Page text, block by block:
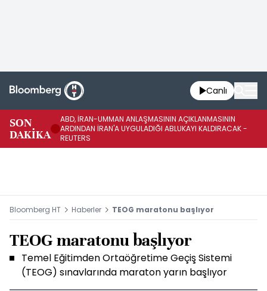
Canlı
SON
DAKİKA
ABD, İRAN-UMMAN ANLAŞMASININ AÇIKLANMASININ
ARDINDAN İRAN'A UYGULADIĞI ABLUKAYI KALDIRACAK -
REUTERS
Bloomberg HT Haberler TEOG maratonu başlıyor
TEOG maratonu başlıyor
Temel Eğitimden Ortaöğretime Geçiş Sistemi
(TEOG) sınavlarında maraton yarın başlıyor